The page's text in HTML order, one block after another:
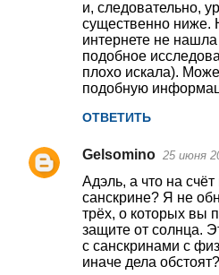
и, следовательно,
существенно ниже.
интернете не
подобное
плохо искала).
подобную
ОТВЕТИТЬ
Gelsomino 25 июня
Адэль, а что на
санскрине? Я не
трёх, о которых вы
защите от солнца.
с санскринами с
иначе дела